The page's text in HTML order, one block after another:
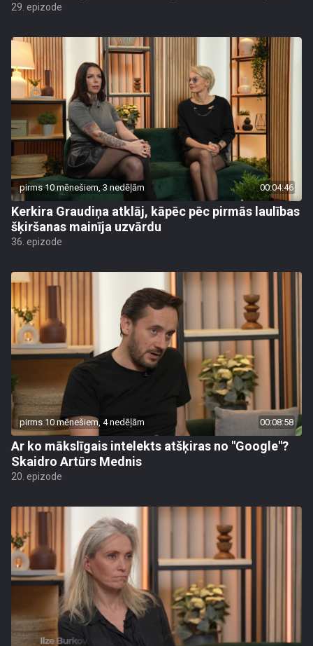
29. epizode
pirms 10 mēnešiem, 3 nedēļām 00:04:46
Kerkira Graudiņa atklāj, kāpēc pēc pirmās laulības
šķiršanas mainīja uzvārdu
36. epizode
pirms 10 mēnešiem, 4 nedēļām 00:08:58
Ar ko mākslīgais intelekts atšķiras no "Google"?
Skaidro Artūrs Mednis
20. epizode